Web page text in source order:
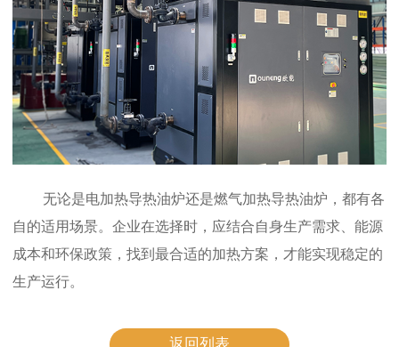
无论是电加热导热油炉还是燃气加热导热油炉，都有各
自的适用场景。企业在选择时，应结合自身生产需求、能源
成本和环保政策，找到最合适的加热方案，才能实现稳定的
生产运行。